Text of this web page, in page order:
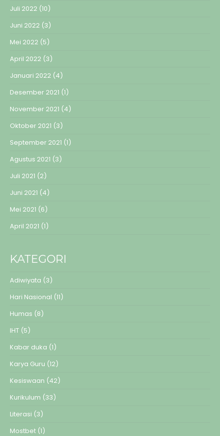
Juli 2022 (10)
Juni 2022 (3)
Mei 2022 (5)
April 2022 (3)
Januari 2022 (4)
Desember 2021 (1)
November 2021 (4)
Oktober 2021 (3)
September 2021 (1)
Agustus 2021 (3)
Juli 2021 (2)
Juni 2021 (4)
Mei 2021 (6)
April 2021 (1)
KATEGORI
Adiwiyata (3)
Hari Nasional (11)
Humas (8)
IHT (5)
Kabar duka (1)
Karya Guru (12)
Kesiswaan (42)
Kurikulum (33)
Literasi (3)
Mostbet (1)